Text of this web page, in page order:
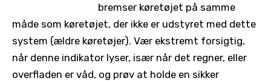
bremser køretøjet på samme
måde som køretøjet, der ikke er udstyret med dette
system (ældre køretøjer). Vær ekstremt forsigtig,
når denne indikator lyser, især når det regner, eller
overfladen er våd, og prøv at holde en sikker